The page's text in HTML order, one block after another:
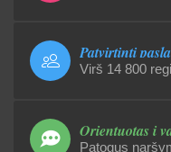
Patvirtinti
Virš 14 800
Orientuotas į
Patogus